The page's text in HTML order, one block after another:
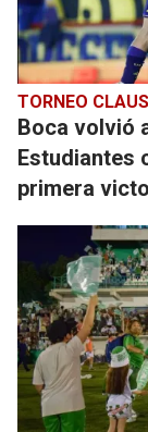
TORNEO
Boca volvió
Estudiantes
primera